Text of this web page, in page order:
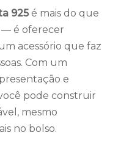
925 é mais do que
é oferecer
acessório que faz
Com um
e
pode construir
mesmo
no bolso.